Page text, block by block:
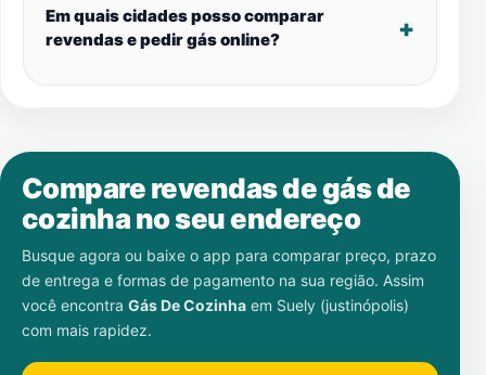
Em quais cidades posso comparar
revendas e pedir gás online?
Compare revendas de gás de
cozinha no seu endereço
Busque agora ou baixe o app para comparar preço, prazo
de entrega e formas de pagamento na sua região. Assim
você encontra Gás De Cozinha em Suely (justinópolis)
com mais rapidez.